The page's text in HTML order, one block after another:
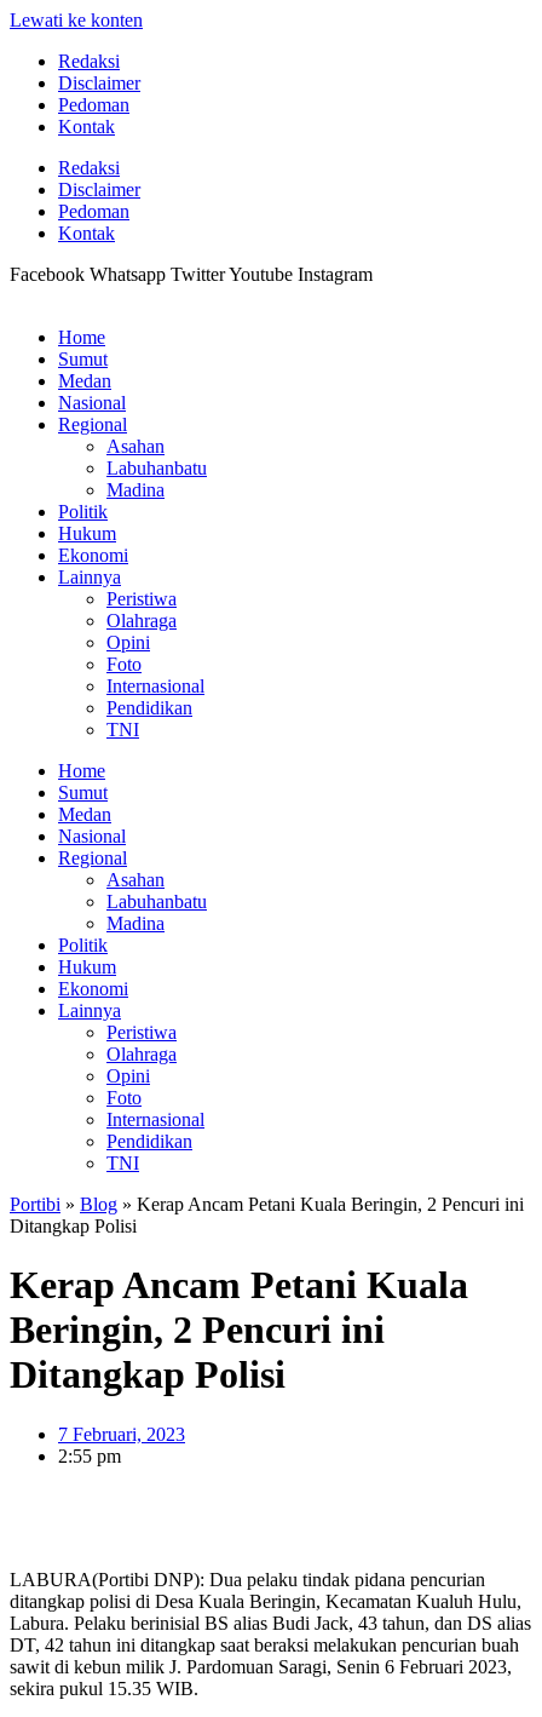
Lewati ke konten
Redaksi
Disclaimer
Pedoman
Kontak
Redaksi
Disclaimer
Pedoman
Kontak
Facebook Whatsapp TwitterYoutube Instagram
Home
Sumut
Medan
Nasional
Regional
Asahan
Labuhanbatu
Madina
Politik
Hukum
Ekonomi
Lainnya
Peristiwa
Olahraga
Opini
Foto
Internasional
Pendidikan
TNI
Home
Sumut
Medan
Nasional
Regional
Asahan
Labuhanbatu
Madina
Politik
Hukum
Ekonomi
Lainnya
Peristiwa
Olahraga
Opini
Foto
Internasional
Pendidikan
TNI
Portibi » Blog » Kerap Ancam Petani Kuala Beringin, 2 Pencuri ini
Ditangkap Polisi
Kerap Ancam Petani Kuala
Beringin, 2 Pencuri ini
Ditangkap Polisi
7 Februari, 2023
2:55 pm
LABURA(Portibi DNP): Dua pelaku tindak pidana pencurian
ditangkap polisi di Desa Kuala Beringin, Kecamatan Kualuh Hulu,
Labura. Pelaku berinisial BS alias Budi Jack, 43 tahun, dan DS alias
DT, 42 tahun ini ditangkap saat beraksi melakukan pencurian buah
sawit di kebun milik J. Pardomuan Saragi, Senin 6 Februari 2023,
sekira pukul 15.35 WIB.